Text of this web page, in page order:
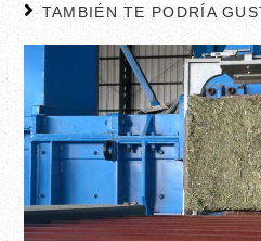
TAMBIÉN TE PODRÍA